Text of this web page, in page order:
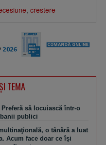
, crestere
TEMA
Preferă să locuiască într-o
publici
o tânără a luat
Acum face doar ce îşi